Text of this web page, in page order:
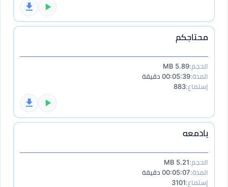
محتاجكم
الحجم:5.89 MB
المدة:00:05:39 دقيقة
إستماع:883
يادمعه
الحجم:5.21 MB
المدة:00:05:07 دقيقة
إستماع:3101